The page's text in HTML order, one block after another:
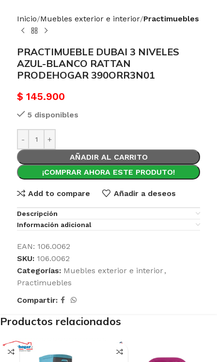
Inicio Muebles exterior e interior Practimuebles
PRACTIMUEBLE DUBAI 3 NIVELES
AZUL-BLANCO RATTAN
PRODEHOGAR 390ORR3N01
$ 145.900
5 disponibles
AÑADIR AL CARRITO
¡COMPRAR AHORA ESTE PRODUTO!
Add to compare Añadir a deseos
Descripción
Información adicional
EAN: 106.0062
SKU: 106.0062
Categorías: Muebles exterior e interior,
Practimuebles
Compartir:
Productos relacionados